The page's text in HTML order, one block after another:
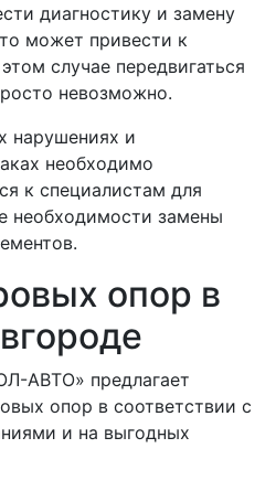
диагностику и замену
может привести к
случае передвигаться
невозможно.
нарушениях и
необходимо
к специалистам для
необходимости замены
опор в
АВТО» предлагает
опор в соответствии с
и на выгодных